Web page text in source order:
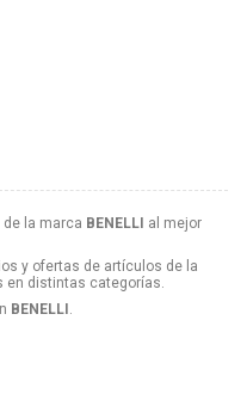
de la marca BENELLI al mejor
y ofertas de artículos de la
en distintas categorías.
BENELLI .